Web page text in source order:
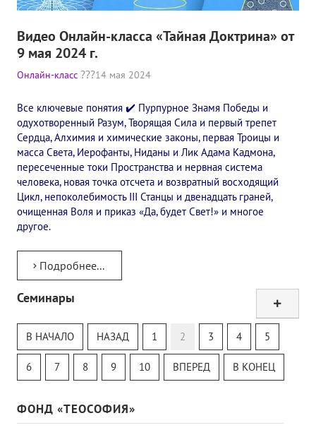
Видео Онлайн-класса «Тайная Доктрина» от
9 мая 2024 г.
Онлайн-класс 14 мая 2024
Все ключевые понятия ✔️ Пурпурное Знамя Победы и
одухотворенный Разум, Творящая Сила и первый трепет
Сердца, Алхимия и химические законы, первая Троицы и
масса Света, Иерофанты, Ниданы и Лик Адама Кадмона,
пересеченные токи Пространства и нервная система
человека, новая точка отсчета и возвратный восходящий
Цикл, непоколебимость III Станцы и двенадцать граней,
очищенная Воля и приказ «Да, будет Свет!» и многое
другое.
Подробнее...
Семинары
Теософский Квизи
Тайная Доктрина
Онлайн-класс
В НАЧАЛО НАЗАД 1 2 3 4 5
6 7 8 9 10 ВПЕРЕД В КОНЕЦ
ФОНД «ТЕОСОФИЯ»